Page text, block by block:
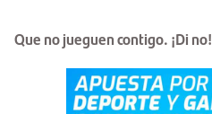
Que no jueguen contigo. ¡Di no!